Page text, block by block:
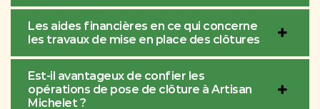
Les aides financières en ce qui concerne
les travaux de mise en place des clôtures
Est-il avantageux de confier les
opérations de pose de clôture à Artisan
Michelet ?